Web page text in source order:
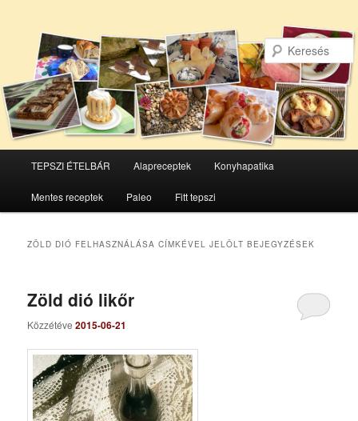
Tovább
az
elsődleges
Tovább
a
másodlagos
TEPSZI ÉTELBÁR Alapreceptek Konyhapatika
Mentes receptek Paleo Fitt tepszi
ZÖLD DIÓ FELHASZNÁLÁSA CÍMKÉVEL JELÖLT BEJEGYZÉSEK
Zöld dió likőr
Közzétéve2015-06-21